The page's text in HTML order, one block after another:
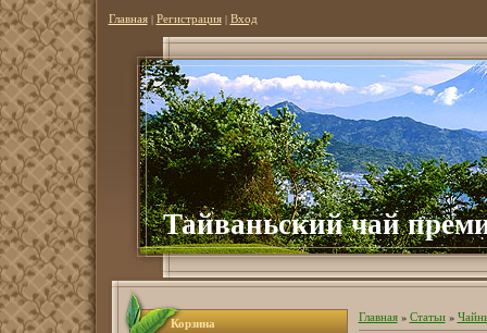
Главная| Регистрация| Вход
Тайваньский чай
Корзина Главная» Статьи»